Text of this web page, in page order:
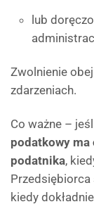
lub
Zwolnienie
zdarzeniach.
Co ważne –
podatkowy
podatnika,
Przedsiębiorca
kiedy